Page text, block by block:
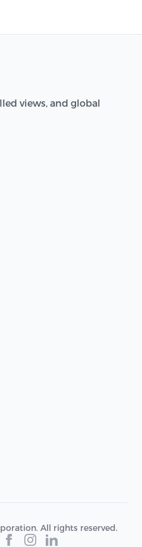
views, and global
All rights reserved.